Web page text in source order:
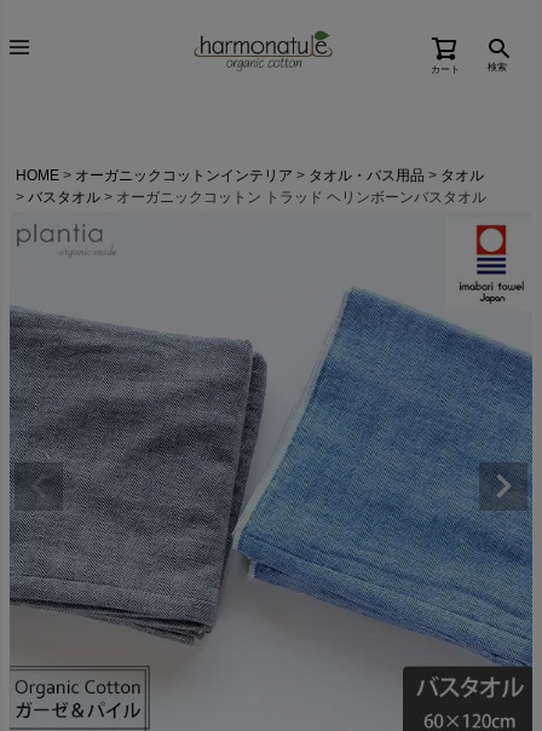
カート 検索
HOME オーガニックコットンインテリア タオル・バス用品
タオル
バスタオル
オーガニックコットン トラッド ヘリンボーンバスタオル